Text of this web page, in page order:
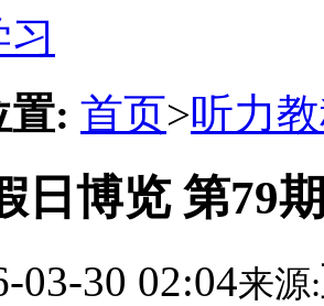
习
置: 首页>听力
日博览 第79
03-30 02:04来源: